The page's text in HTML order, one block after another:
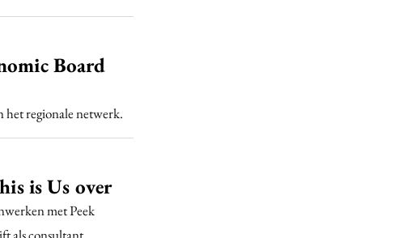
Board
regionale netwerk.
is Us over
met Peek